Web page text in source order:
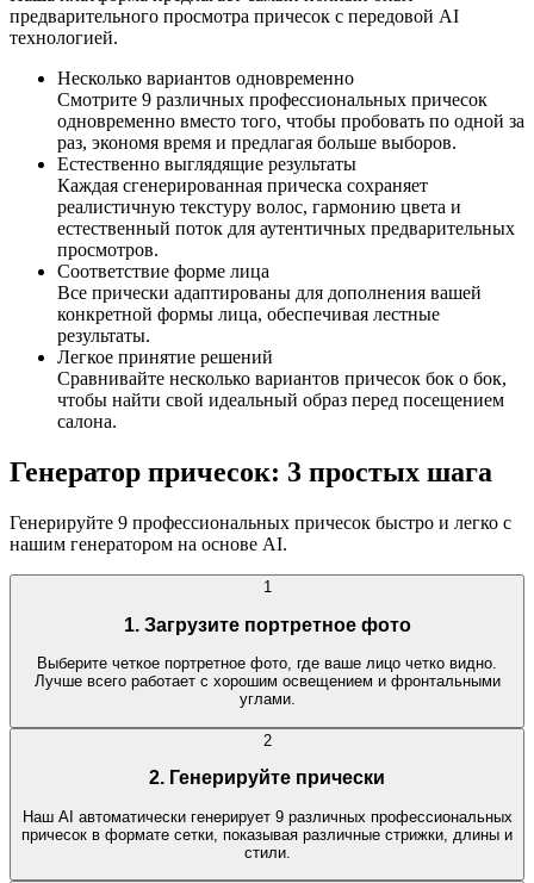
предварительного просмотра причесок с передовой AI
технологией.
Несколько вариантов одновременно
Смотрите 9 различных профессиональных причесок
одновременно вместо того, чтобы пробовать по одной за
раз, экономя время и предлагая больше выборов.
Естественно выглядящие результаты
Каждая сгенерированная прическа сохраняет
реалистичную текстуру волос, гармонию цвета и
естественный поток для аутентичных предварительных
просмотров.
Соответствие форме лица
Все прически адаптированы для дополнения вашей
конкретной формы лица, обеспечивая лестные
результаты.
Легкое принятие решений
Сравнивайте несколько вариантов причесок бок о бок,
чтобы найти свой идеальный образ перед посещением
салона.
Генератор причесок: 3 простых шага
Генерируйте 9 профессиональных причесок быстро и легко с
нашим генератором на основе AI.
1
1. Загрузите портретное фото
Выберите четкое портретное фото, где ваше лицо четко видно.
Лучше всего работает с хорошим освещением и фронтальными
углами.
2
2. Генерируйте прически
Наш AI автоматически генерирует 9 различных профессиональных
причесок в формате сетки, показывая различные стрижки, длины и
стили.